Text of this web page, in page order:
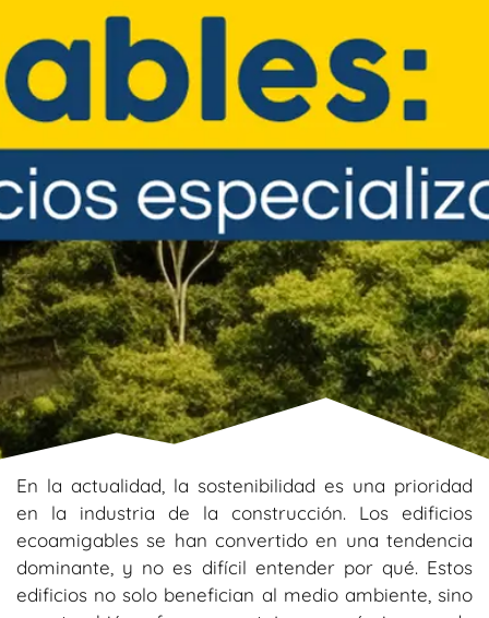
En la actualidad, la sostenibilidad es una prioridad
en la industria de la construcción. Los edificios
ecoamigables se han convertido en una tendencia
dominante, y no es difícil entender por qué. Estos
edificios no solo benefician al medio ambiente, sino